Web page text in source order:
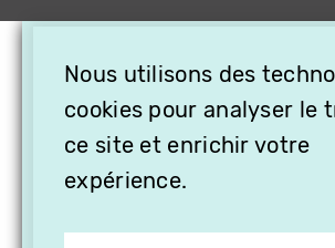
Nous utilisons des
cookies pour analyser le
ce site et enrichir votre
expérience.
OFFREZ LA
CADEAU,
PROCHES À